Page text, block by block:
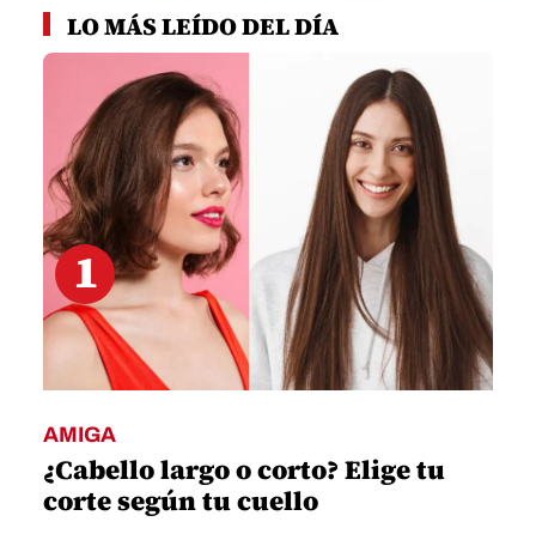
secondsLO MÁS LEÍDO DEL DÍA
1
AMIGA
¿Cabello largo o corto? Elige tu
corte según tu cuello